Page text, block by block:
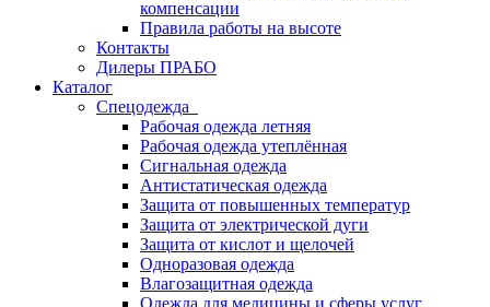
компенсации
Правила работы на высоте
Контакты
Дилеры ПРАБО
Каталог
Спецодежда
Рабочая одежда летняя
Рабочая одежда утеплённая
Сигнальная одежда
Антистатическая одежда
Защита от повышенных температур
Защита от электрической дуги
Защита от кислот и щелочей
Одноразовая одежда
Влагозащитная одежда
Одежда для медицины и сферы услуг